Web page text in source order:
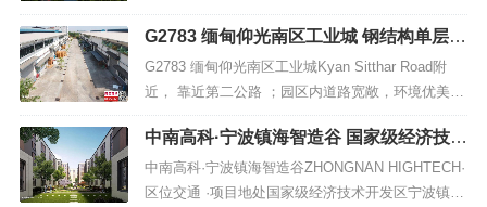
平起出售 1.9万/平【项目地址】：松江区中心路126
8号【交通】：虹桥枢纽12公里，G60高速入口5公
里，G60高速匝道300米（已公示预计2年内开
通），地铁9号线九亭站4公里，规划地铁12...
G2783 缅甸仰光南区工业城 钢结构单层厂
房仓库出租 500平起租
G2783 缅甸仰光南区工业城Kyan Sitthar Road附
近， 靠近第二公路 ；园区内道路宽敞，环境优美
；厂房为钢结构，层高 米，局部2层。园区厂房面
积500~4000平方米不等，电力 ，厂内消防水电设
施配套齐全，24H安保巡防；...
中南高科·宁波镇海智造谷 国家级经济技术
开发区宁波镇海研发办公厂房出售
中南高科·宁波镇海智造谷ZHONGNAN HIGHTECH·
区位交通 ·项目地处国家级经济技术开发区宁波镇